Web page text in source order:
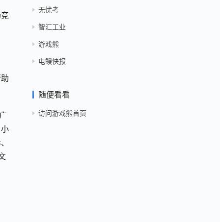
无忧考
智汇工业
游戏熊
电鳗快报
随便看看
访问游戏熊首页